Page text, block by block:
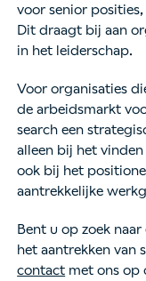
voor senior
Dit draagt bij aan
in het leiderschap.
Voor organisaties
de arbeidsmarkt
search een
alleen bij het
ook bij het
aantrekkelijke
Bent u op zoek
het aantrekken van
contact met ons op